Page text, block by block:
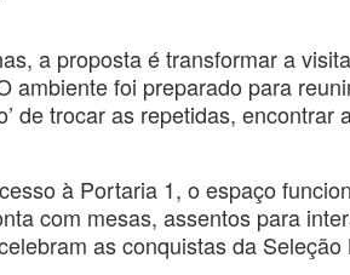
a proposta é transformar a
ambiente foi preparado para
de trocar as repetidas,
à Portaria 1, o espaço
com mesas, assentos para
as conquistas da